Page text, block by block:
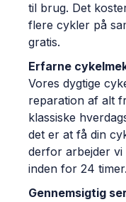
til brug. Det
flere cykler på
gratis.
Erfarne
Vores dygtige
reparation af alt
klassiske
det er at få din
derfor arbejder
inden for 24 timer.
Gennemsigtig